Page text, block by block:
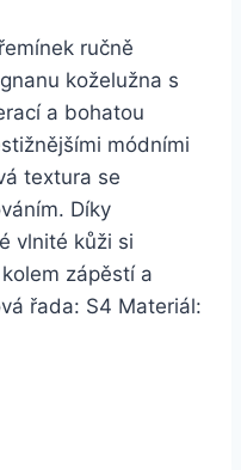
ručně
koželužna s
a bohatou
módními
textura se
Díky
vlnité kůži si
zápěstí a
řada: S4 Materiál: